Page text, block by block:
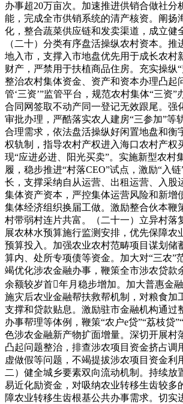
办事超20万亩次。加速推进供销合做社分
能，完成全市供销系统的清产核资。阐扬
化，整合蔬菜供应链和发卖渠道，成立健
（二十）分类有序盘活操纵农村资本。推
地入市，支撑入市地盘优先用于成长农村
财产，严禁用于扶植商品住房。充实操纵
整治农村集体资金、资产和资本办理凸起
管‘三资’”监管平台，规范农村集体“三资
合同网签取不动产同一登记无效跟尾。强
审批办理，严酷落实农人建房“三参加”等
合理需求，依法盘活操纵好闲置地盘和衡
权轨制，指导农村产权进入海口农村产权
现“应进必进、阳光买卖”。实施新型农村
履，稳步推进“村落CEO”试点，激励“入链
长，支撑采纳自从运营、出租运营、入股
集体资产资本，严控集体运营风险和新增
集体经济组织换届工做。激励整合伙本鞭
村带弱村连片共富。（二十一）立异村落
展农林水预算施行监测安排，优先保障农
预算投入。加强农业农村范畴项目谋划储
算内、处所专项债等资金。加大对“三农”
竭优化涉农金融办事，鞭策全市涉农贷款
余额较岁首年月稳步增加。加大普惠金
施灾后农业金融帮扶救帮机制，对粮食加
支撑和贷款贴息。激励驻市金融机构通过
办事帮理等体例，鞭策“农户e贷”“荔枝贷
色涉农金融新产物扩面增量。深切开展村
凸起问题整治，排查涉农项目资金挤占调
虚做假等问题，不竭提拔涉农项目资金利
二）健全城乡要素双向流动机制。持续放
易近化励资金，对吸纳农业转移生齿较多
障农业转移生齿根基公共办事需求。切实